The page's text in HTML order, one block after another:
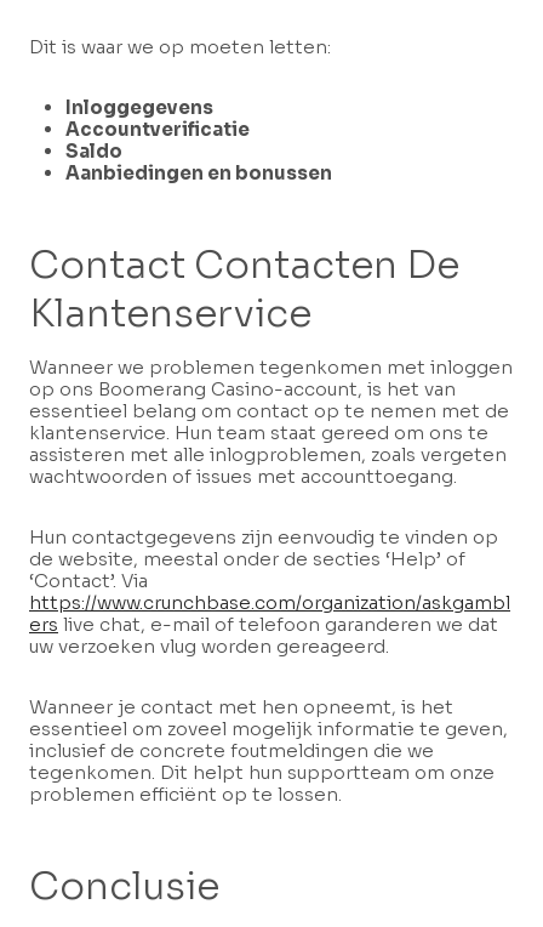
Dit is waar we op moeten letten:
Inloggegevens
Accountverificatie
Saldo
Aanbiedingen en bonussen
Contact Contacten De
Klantenservice
Wanneer we problemen tegenkomen met inloggen
op ons Boomerang Casino-account, is het van
essentieel belang om contact op te nemen met de
klantenservice. Hun team staat gereed om ons te
assisteren met alle inlogproblemen, zoals vergeten
wachtwoorden of issues met accounttoegang.
Hun contactgegevens zijn eenvoudig te vinden op
de website, meestal onder de secties ‘Help’ of
‘Contact’. Via
https://www.crunchbase.com/organization/askgambl
ers live chat, e-mail of telefoon garanderen we dat
uw verzoeken vlug worden gereageerd.
Wanneer je contact met hen opneemt, is het
essentieel om zoveel mogelijk informatie te geven,
inclusief de concrete foutmeldingen die we
tegenkomen. Dit helpt hun supportteam om onze
problemen efficiënt op te lossen.
Conclusie